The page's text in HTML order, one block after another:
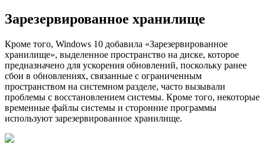
Зарезервированное хранилище
Кроме того, Windows 10 добавила «Зарезервированное
хранилище», выделенное пространство на диске, которое
предназначено для ускорения обновлений, поскольку ранее
сбои в обновлениях, связанные с ограниченным
пространством на системном разделе, часто вызывали
проблемы с восстановлением системы. Кроме того, некоторые
временные файлы системы и сторонние программы
используют зарезервированное хранилище.